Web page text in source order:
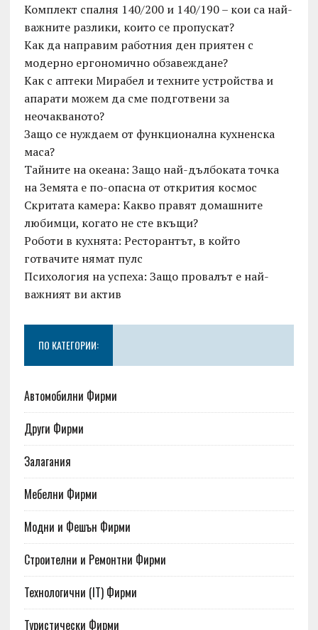
Комплект спалня 140/200 и 140/190 – кои са най-
важните разлики, които се пропускат?
Как да направим работния ден приятен с
модерно ергономично обзавеждане?
Как с аптеки Мирабел и техните устройства и
апарати можем да сме подготвени за
неочакваното?
Защо се нуждаем от функционална кухненска
маса?
Тайните на океана: Защо най-дълбоката точка
на Земята е по-опасна от открития космос
Скритата камера: Какво правят домашните
любимци, когато не сте вкъщи?
Роботи в кухнята: Ресторантът, в който
готвачите нямат пулс
Психология на успеха: Защо провалът е най-
важният ви актив
ПО КАТЕГОРИИ:
Автомобилни Фирми
Други Фирми
Залагания
Мебелни Фирми
Модни и Фешън Фирми
Строителни и Ремонтни Фирми
Технологични (IT) Фирми
Туристически Фирми